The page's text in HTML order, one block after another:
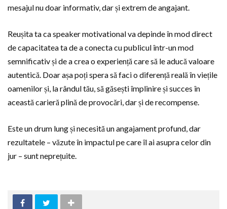
mesajul nu doar informativ, dar și extrem de angajant.
Reușita ta ca speaker motivational va depinde în mod direct
de capacitatea ta de a conecta cu publicul într-un mod
semnificativ și de a crea o experiență care să le aducă valoare
autentică. Doar așa poți spera să faci o diferență reală în viețile
oamenilor și, la rândul tău, să găsești împlinire și succes în
această carieră plină de provocări, dar și de recompense.
Este un drum lung și necesită un angajament profund, dar
rezultatele – văzute în impactul pe care îl ai asupra celor din
jur – sunt neprețuite.